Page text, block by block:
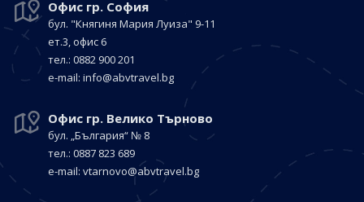
Офис гр. София
бул. "Княгиня Мария Луиза" 9-11
ет.3, офис 6
тел.: 0882 900 201
е-mail: info@abvtravel.bg
Офис гр. Велико Търново
бул. „България“ № 8
тел.: 0887 823 689
е-mail: vtarnovo@abvtravel.bg